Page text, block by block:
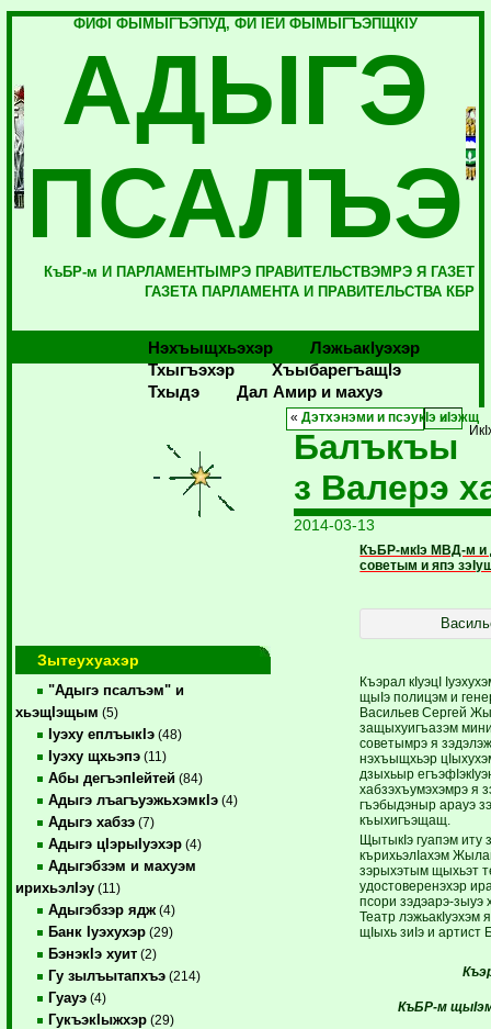
ФИФI ФЫМЫГЪЭПУД, ФИ IЕЙ ФЫМЫГЪЭПЩКIУ
АДЫГЭ
ПСАЛЪЭ
КъБР-м И ПАРЛАМЕНТЫМРЭ ПРАВИТЕЛЬСТВЭМРЭ Я ГАЗЕТ
ГАЗЕТА ПАРЛАМЕНТА И ПРАВИТЕЛЬСТВА КБР
Нэхъыщхьэхэр
Лэжьакlуэхэр
Тхыгъэхэр
Хъыбарегъащlэ
Тхыдэ
Дал Амир и махуэ
Зытеухуахэр
"Адыгэ псалъэм" и
хьэщIэщым (5)
Iуэху еплъыкIэ (48)
Iуэху щхьэпэ (11)
Абы дегъэпIейтей (84)
Адыгэ лъагъуэжьхэмкIэ (4)
Адыгэ хабзэ (7)
Адыгэ цIэрыIуэхэр (4)
Адыгэбзэм и махуэм
ирихьэлIэу (11)
Адыгэбзэр ядж (4)
Банк Iуэхухэр (29)
БэнэкIэ хуит (2)
Гу зылъытапхъэ (214)
Гуауэ (4)
ГукъэкIыжхэр (29)
«Дэтхэнэми и псэукIэ иIэжщ
Балъкъы
з Валерэ
2014-03-13
КъБР-мкIэ МВД-м
советым и япэ
Къэрал кIуэцI
щыIэ по­лицэм и
Васильев Сергей
защыхуигъазэм
советымрэ я
нэхъыщ­хьэр
дзыхьыр
хабзэхъумэхэмрэ я
гъэбыдэныр арауэ
къыхигъэщащ.
ЩытыкIэ гуапэм иту
кърихьэлIахэм
зэрыхэтым щыхьэт
удостоверенэхэр
псори зэдэа­рэ-
Театр лэжьакIуэхэм
щIыхь зиIэ и артист
КъБР-м щыIэм